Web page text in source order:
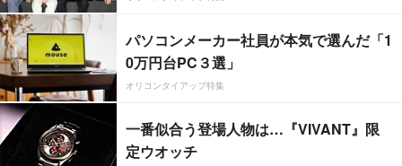
パソコンメーカー社員が本気で選んだ「1
0万円台PC３選」
オリコンタイアップ特集
一番似合う登場人物は…『VIVANT』限
定ウオッチ